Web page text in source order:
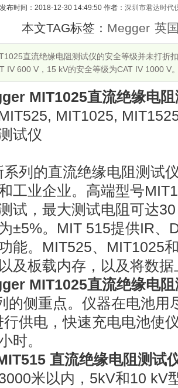
发布时间：2018-12-30 14:49:50 作者： 深圳市君达时代
本文TAG标签： Megger 英
直流绝缘电阻测试仪的安全等级并未打折
IV 600 V，15 kV的安全等级为CAT IV 1000 V
MIT1025直流绝缘电
MIT1025,
试仪
系列的直流绝缘电阻测试
工业企业。高端型号
试，最大测试电阻可达
±5%。MIT 515提供IR、
能。MIT525、MIT1025
及板载内存，以及将数
MIT1025直流绝缘电
的侧重点。仪器在电池用
供电，快速充电电池使
时。
直流绝缘电阻测试
米以内，5kV和10 kV